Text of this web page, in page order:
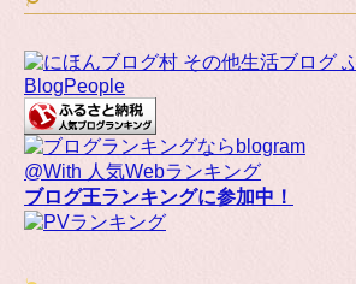
BlogPeople
@With 人気Webランキング
ブログ王ランキングに参加中！